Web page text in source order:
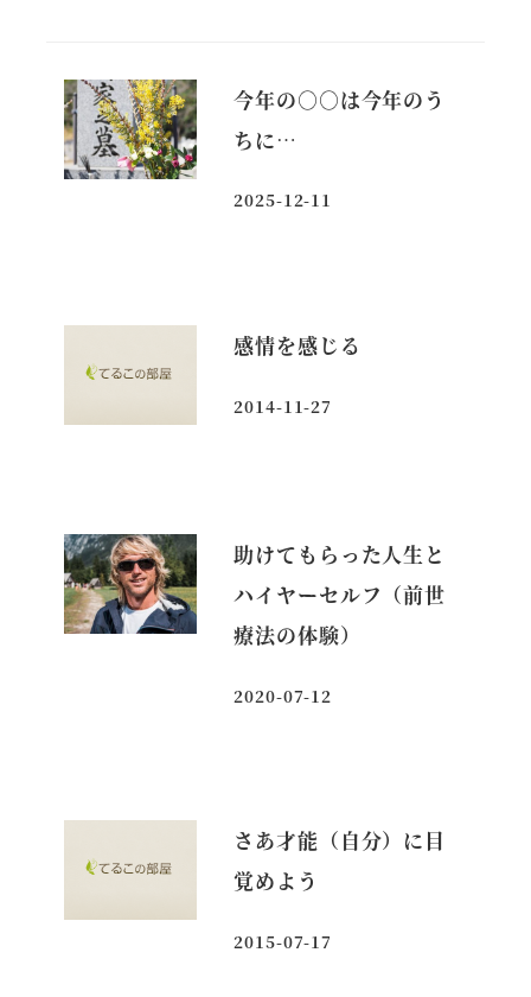
今年の○○は今年のう
ちに…
投稿日
2025-12-11
感情を感じる
投稿日
2014-11-27
助けてもらった人生と
ハイヤーセルフ（前世
療法の体験）
投稿日
2020-07-12
さあ才能（自分）に目
覚めよう
投稿日
2015-07-17